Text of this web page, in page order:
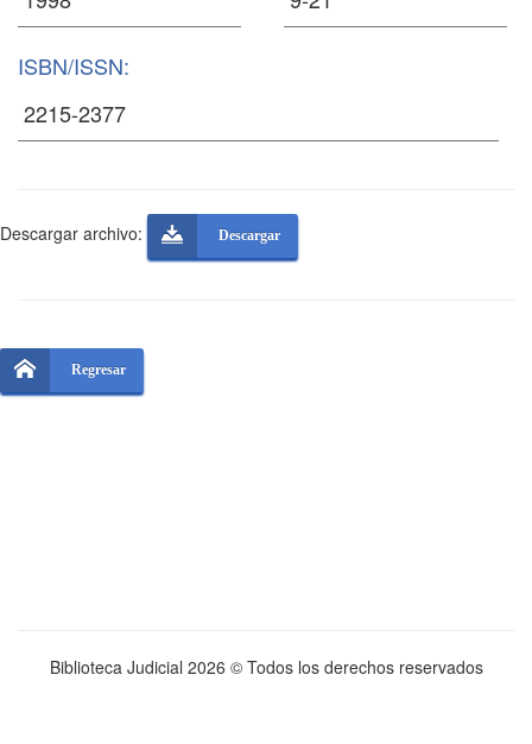
ISBN/ISSN:
Descargar archivo: Descargar
Regresar
Biblioteca Judicial 2026 © Todos los derechos reservados